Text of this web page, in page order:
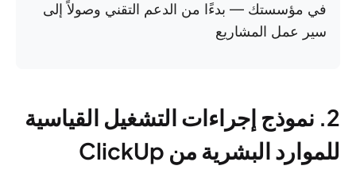
في مؤسستك — بدءًا من الدعم التقني وصولاً إلى
سير عمل المشاريع
2. نموذج إجراءات التشغيل القياسية
للموارد البشرية من ClickUp